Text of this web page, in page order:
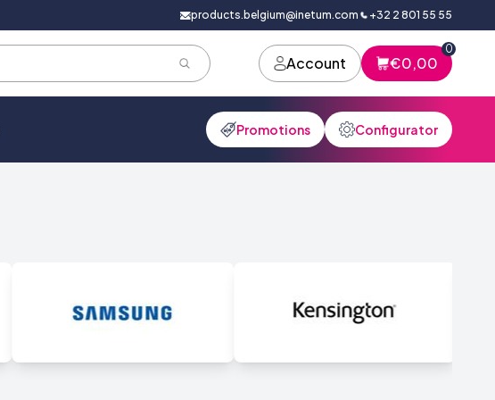
products.belgium@inetum.com +32 2 801 55 55
Account €0,00
0
Promotions Configurator